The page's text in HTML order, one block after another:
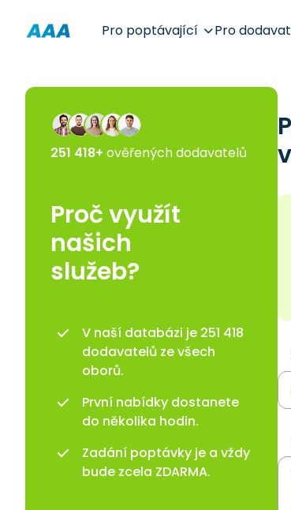
Pro poptávající Pro
251 418+ ověřených dodavatelů
Proč využít
našich
služeb?
V naší databázi je 251 418
dodavatelů ze všech
oborů.
První nabídky dostanete
do několika hodin.
Zadání poptávky je a vždy
bude zcela ZDARMA.